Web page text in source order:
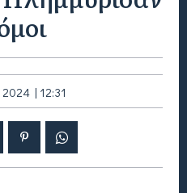
| 12:31